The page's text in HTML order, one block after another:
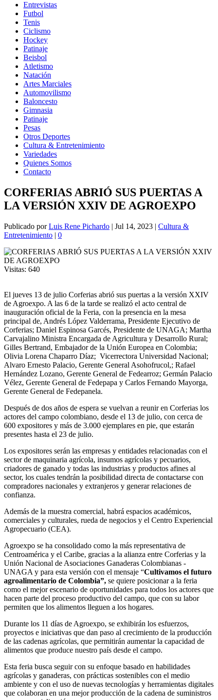
Entrevistas
Futbol
Tenis
Ciclismo
Hockey
Patinaje
Beisbol
Atletismo
Natación
Artes Marciales
Automovilismo
Baloncesto
Gimnasia
Patinaje
Pesas
Otros Deportes
Cultura & Entretenimiento
Variedades
Quienes Somos
Contacto
CORFERIAS ABRIÓ SUS PUERTAS A
LA VERSIÓN XXIV DE AGROEXPO
Publicado porLuis Rene Pichardo | Jul 14, 2023 | Cultura &
Entretenimiento | 0
Visitas: 640
El jueves 13 de julio Corferias abrió sus puertas a la versión XXIV
de Agroexpo. A las 6 de la tarde se realizó el acto central de
inauguración oficial de la Feria, con la presencia en la mesa
principal de, Andrés López Valderrama, Presidente Ejecutivo de
Corferias; Daniel Espinosa Garcés, Presidente de UNAGA; Martha
Carvajalino Ministra Encargada de Agricultura y Desarrollo Rural;
Gilles Bertrand, Embajador de la Unión Europea en Colombia;
Olivia Lorena Chaparro Díaz; Vicerrectora Universidad Nacional;
Alvaro Ernesto Palacio, Gerente General Asohofrucol,; Rafael
Hernández Lozano, Gerente General de Fedearroz; Germán Palacio
Vélez, Gerente General de Fedepapa y Carlos Fernando Mayorga,
Gerente General de Fedepanela.
Después de dos años de espera se vuelvan a reunir en Corferias los
actores del campo colombiano, desde el 13 de julio, con cerca de
600 expositores y más de 3.000 ejemplares en pie, que estarán
presentes hasta el 23 de julio.
Los expositores serán las empresas y entidades relacionadas con el
sector de maquinaria agrícola, insumos agrícolas y pecuarios,
criadores de ganado y todas las industrias y productos afines al
sector, los cuales tendrán la posibilidad directa de contactarse con
compradores nacionales y extranjeros y generar relaciones de
confianza.
Además de la muestra comercial, habrá espacios académicos,
comerciales y culturales, rueda de negocios y el Centro Experiencial
Agropecuario (CEA).
Agroexpo se ha consolidado como la más representativa de
Centroamérica y el Caribe, gracias a la alianza entre Corferias y la
Unión Nacional de Asociaciones Ganaderas Colombianas -
UNAGA y para esta versión con el mensaje “Cultivamos el futuro
agroalimentario de Colombia”, se quiere posicionar a la feria
como el mejor escenario de oportunidades para todos los actores que
hacen parte del proceso productivo del campo, que con su labor
permiten que los alimentos lleguen a los hogares.
Durante los 11 días de Agroexpo, se exhibirán los esfuerzos,
proyectos e iniciativas que dan paso al crecimiento de la producción
de las cadenas agrícolas, que permitirán aumentar la capacidad de
alimentos que produce nuestro país desde el campo.
Esta feria busca seguir con su enfoque basado en habilidades
agrícolas y ganaderas, con prácticas sostenibles con el medio
ambiente y con el uso de nuevas tecnologías y herramientas digitales
que colaboran en una mejor producción de la cadena de suministros